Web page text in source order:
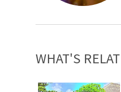
WHAT'S